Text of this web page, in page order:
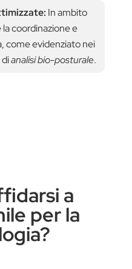
In ambito
coordinazione e
come evidenziato nei
analisi bio-posturale.
a
per la